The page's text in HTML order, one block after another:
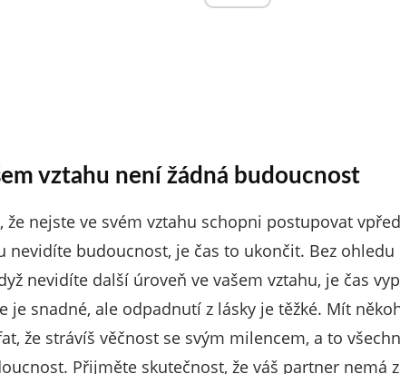
vztahu není žádná budoucnost
že nejste ve svém vztahu schopni postupovat
nevidíte budoucnost, je čas to ukončit. Bez
nevidíte další úroveň ve vašem vztahu, je čas
je snadné, ale odpadnutí z lásky je těžké. Mít
že strávíš věčnost se svým milencem, a to
Přijměte skutečnost, že váš partner nemá